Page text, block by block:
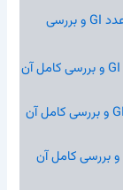
شاخص گلیسمی برنج قهوه‌ ای خام | عدد GI و بررسی